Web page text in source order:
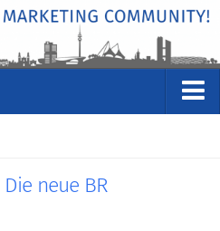
neue BR